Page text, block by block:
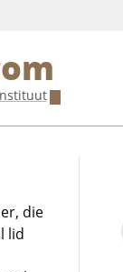
die
lid